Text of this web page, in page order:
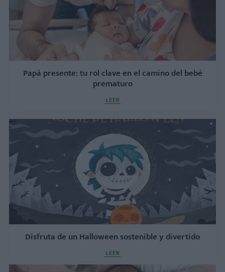
Papá presente: tu rol clave en el camino del bebé
prematuro
LEER
Disfruta de un Halloween sostenible y divertido
LEER